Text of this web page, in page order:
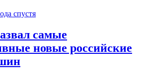
спустя
самые
новые российские